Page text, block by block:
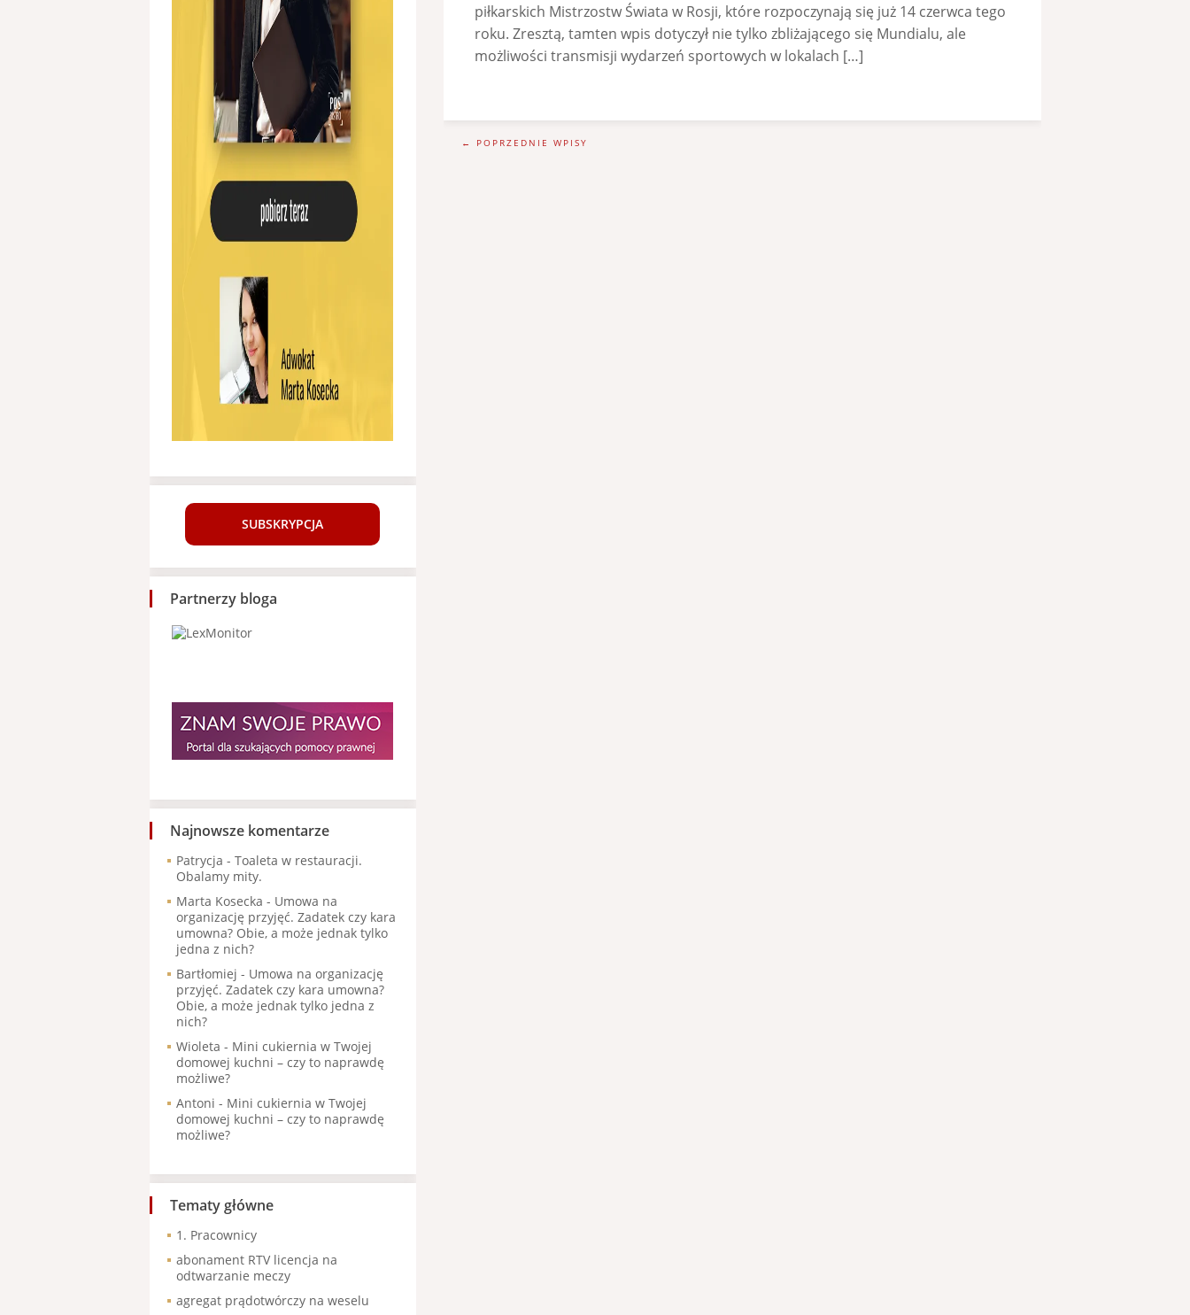
piłkarskich Mistrzostw Świata w Rosji, które rozpoczynają się już 14 czerwca tego
roku. Zresztą, tamten wpis dotyczył nie tylko zbliżającego się Mundialu, ale
możliwości transmisji wydarzeń sportowych w lokalach […]
← POPRZEDNIE WPISY
SUBSKRYPCJA
Partnerzy bloga
Najnowsze komentarze
Patrycja - Toaleta w restauracji.
Obalamy mity.
Marta Kosecka - Umowa na
organizację przyjęć. Zadatek czy kara
umowna? Obie, a może jednak tylko
jedna z nich?
Bartłomiej - Umowa na organizację
przyjęć. Zadatek czy kara umowna?
Obie, a może jednak tylko jedna z
nich?
Wioleta - Mini cukiernia w Twojej
domowej kuchni – czy to naprawdę
możliwe?
Antoni - Mini cukiernia w Twojej
domowej kuchni – czy to naprawdę
możliwe?
Tematy główne
1. Pracownicy
abonament RTV licencja na
odtwarzanie meczy
agregat prądotwórczy na weselu